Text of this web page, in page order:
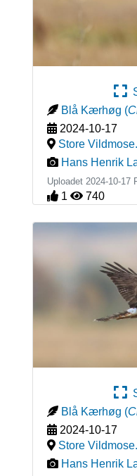
Blå Kærhøg (
2024-10-17
Store
Hans Henrik
Uploadet 2024-10-17
1 740
Blå Kærhøg (
2024-10-17
Store
Hans Henrik